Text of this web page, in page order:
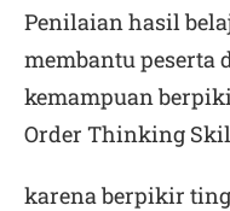
Penilaian hasil
membantu
kemampuan
Order Thinking
karena berpikir